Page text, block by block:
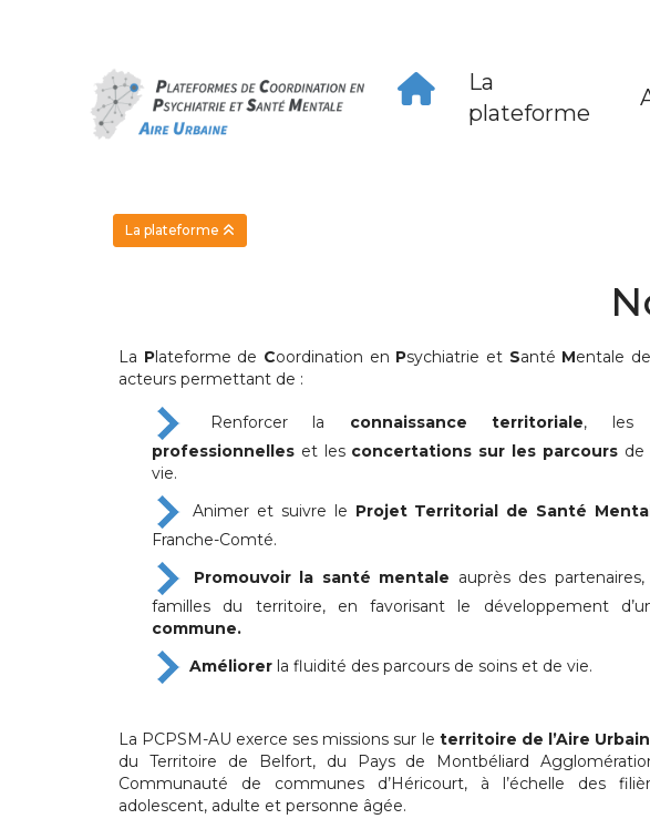
La
plateforme
La plateforme
La Plateforme de Coordination en Psychiatrie et Santé Mentale de
acteurs permettant de :
Renforcer la connaissance territoriale, les
professionnelles et les concertations sur les parcoursde
vie.
Animer et suivre le Projet Territorial de Santé
Franche-Comté.
Promouvoir la santé mentale auprès des
familles du territoire, en favorisant le développement
commune.
Améliorer la fluidité des parcours de soins et de vie.
La PCPSM-AU exerce ses missions sur le territoire de l’Aire
du Territoire de Belfort, du Pays de Montbéliard
Communauté de communes d’Héricourt, à l’échelle des
adolescent, adulte et personne âgée.